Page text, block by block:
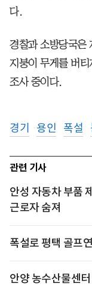
다.
경찰과 소방당국은
지붕이 무게를 버
조사 중이다.
경기 용인 폭설
관련 기사
안성 자동차 부품
근로자 숨져
폭설로 평택 골프
안양 농수산물센